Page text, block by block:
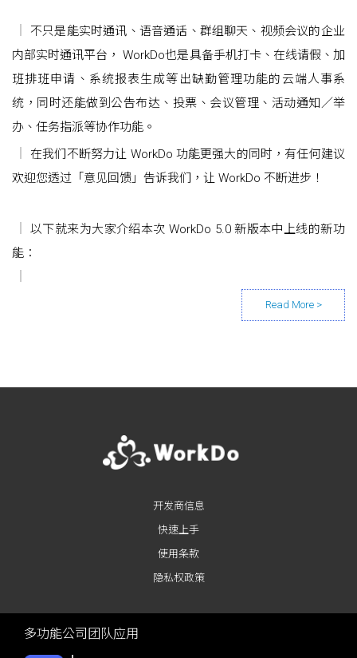
不只是能实时通讯、语音通话、群组聊天、视频会议的企业
内部实时通讯平台， WorkDo也是具备手机打卡、在线请假、加
班排班申请、系统报表生成等出缺勤管理功能的云端人事系
统，同时还能做到公告布达、投票、会议管理、活动通知／举
办、任务指派等协作功能。
在我们不断努力让 WorkDo 功能更强大的同时，有任何建议
欢迎您透过「意见回馈」告诉我们，让 WorkDo 不断进步！
以下就来为大家介绍本次 WorkDo 5.0 新版本中上线的新功
能：
Posts navigation
开发商信息
快速上手
使用条款
隐私权政策
多功能公司团队应用